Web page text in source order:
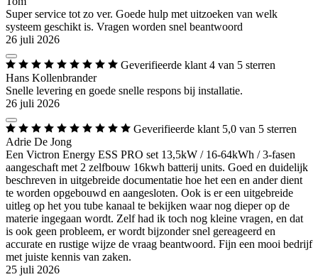
Super service tot zo ver. Goede hulp met uitzoeken van welk
systeem geschikt is. Vragen worden snel beantwoord
26 juli 2026
Geverifieerde klant 4 van 5 sterren
Hans Kollenbrander
Snelle levering en goede snelle respons bij installatie.
26 juli 2026
Geverifieerde klant 5,0 van 5 sterren
Adrie De Jong
Een Victron Energy ESS PRO set 13,5kW / 16-64kWh / 3-fasen
aangeschaft met 2 zelfbouw 16kwh batterij units. Goed en duidelijk
beschreven in uitgebreide documentatie hoe het een en ander dient
te worden opgebouwd en aangesloten. Ook is er een uitgebreide
uitleg op het you tube kanaal te bekijken waar nog dieper op de
materie ingegaan wordt. Zelf had ik toch nog kleine vragen, en dat
is ook geen probleem, er wordt bijzonder snel gereageerd en
accurate en rustige wijze de vraag beantwoord. Fijn een mooi bedrijf
met juiste kennis van zaken.
25 juli 2026